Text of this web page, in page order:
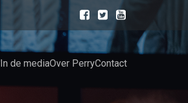
In de mediaOver PerryContact